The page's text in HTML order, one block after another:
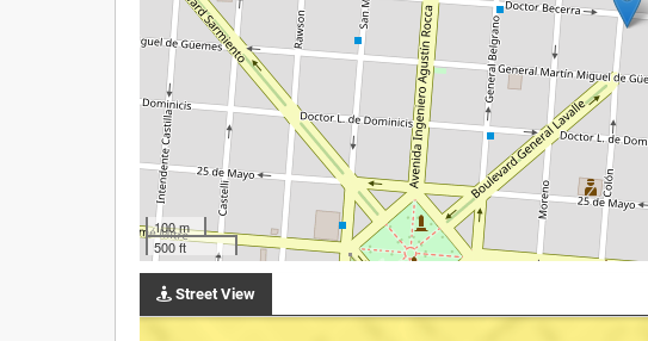
100 m
500 ft
Street View